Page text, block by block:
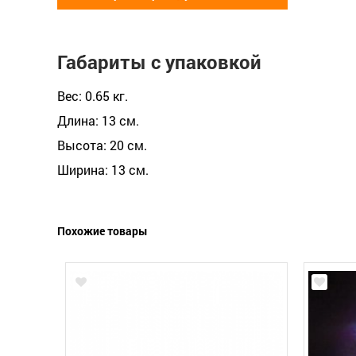
Габариты с упаковкой
Вес: 0.65 кг.
Длина: 13 см.
Высота: 20 см.
Ширина: 13 см.
Похожие товары